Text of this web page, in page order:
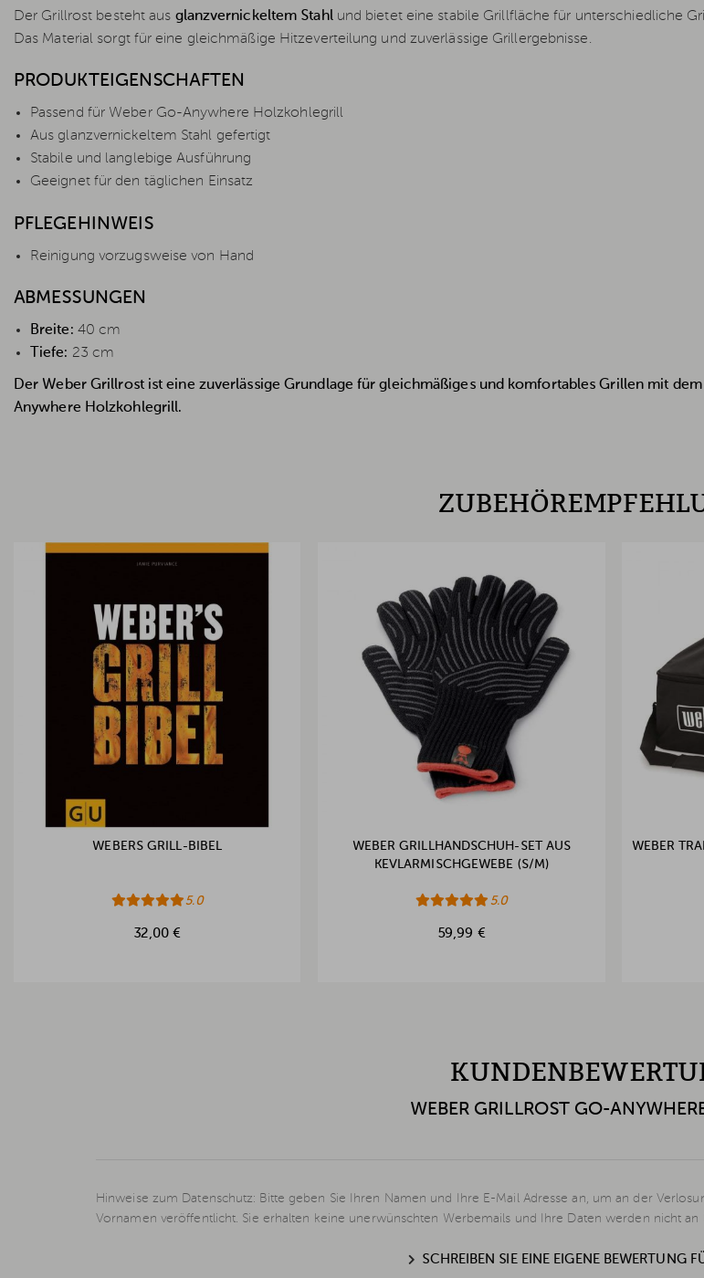
Der Grillrost besteht aus glanzvernickeltem Stahlund bietet eine stabile Grillfläche für unterschiedliche
Das Material sorgt für eine gleichmäßige Hitzeverteilung und zuverlässige Grillergebnisse.
PRODUKTEIGENSCHAFTEN
Passend für Weber Go-Anywhere Holzkohlegrill
Aus glanzvernickeltem Stahl gefertigt
Stabile und langlebige Ausführung
Geeignet für den täglichen Einsatz
PFLEGEHINWEIS
Reinigung vorzugsweise von Hand
ABMESSUNGEN
Breite: 40 cm
Tiefe: 23 cm
Der Weber Grillrost ist eine zuverlässige Grundlage für gleichmäßiges und komfortables Grillen mit
Anywhere Holzkohlegrill.
WEBERS GRILL-BIBEL
5.0
32,00 €
WEBER GRILLHANDSCHUH-SET AUS
KEVLARMISCHGEWEBE (S/M)
5.0
59,99 €
WEBER
WEBER GRILLROST GO-
Hinweise zum Datenschutz: Bitte geben Sie Ihren Namen und Ihre E-Mail Adresse an, um an der
Vornamen veröffentlicht. Sie erhalten keine unerwünschten Werbemails und Ihre Daten werden nicht
SCHREIBEN SIE EINE EIGENE BEWERTUNG